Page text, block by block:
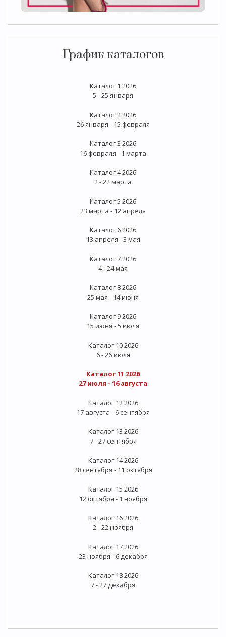
График каталогов
Каталог 1 2026
5 - 25 января
Каталог 2 2026
26 января - 15 февраля
Каталог 3 2026
16 февраля - 1 марта
Каталог 4 2026
2 - 22 марта
Каталог 5 2026
23 марта - 12 апреля
Каталог 6 2026
13 апреля - 3 мая
Каталог 7 2026
4 - 24 мая
Каталог 8 2026
25 мая - 14 июня
Каталог 9 2026
15 июня - 5 июля
Каталог 10 2026
6 - 26 июля
Каталог 11 2026
27 июля - 16 августа
Каталог 12 2026
17 августа - 6 сентября
Каталог 13 2026
7 - 27 сентября
Каталог 14 2026
28 сентября - 11 октября
Каталог 15 2026
12 октября - 1 ноября
Каталог 16 2026
2 - 22 ноября
Каталог 17 2026
23 ноября - 6 декабря
Каталог 18 2026
7 - 27 декабря